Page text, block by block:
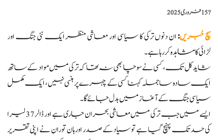
?️15 فروری 2025
سچ خبریں:ان دنوں ترکی کا سیاسی اور معاشی منظر ایک نئی جنگ اور
لڑائی کا مشاہدہ کر رہا ہے۔
شاید کل تک، کسی نے سوچا بھی نہ تھا کہ ترکی میں مواد کے ساتھ
ایک سادہ سا جملہ کہنا کسی کے چہرے پر ہنسی نہیں، ایک مکمل
سیاسی جنگ کے آغاز میں بدل جائے گا۔
ایسے میں جب ترکی میں معاشی بحران جاری ہے اور ڈالر 37 لیرا
کی حد تک پہنچ گیا ہے توسیاد کے صدر اورہان توران نے اپنی تقریر